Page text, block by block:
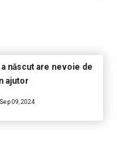
a născut are nevoie de
ajutor
09, 2024